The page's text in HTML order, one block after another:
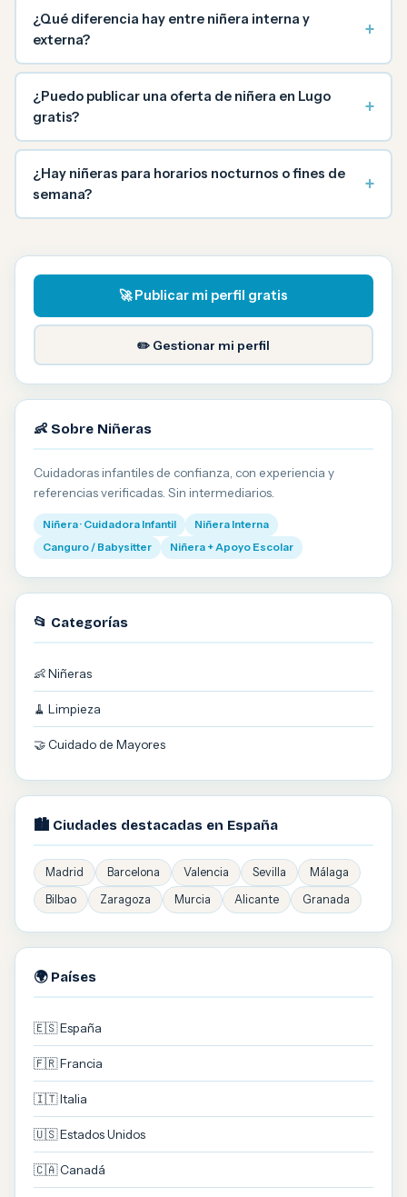
¿Qué diferencia hay entre niñera interna y
externa?
+
¿Puedo publicar una oferta de niñera en Lugo
gratis?
+
¿Hay niñeras para horarios nocturnos o fines de
semana?
+
🚀 Publicar mi perfil gratis
✏️ Gestionar mi perfil
👶 Sobre Niñeras
Cuidadoras infantiles de confianza, con experiencia y
referencias verificadas. Sin intermediarios.
Niñera · Cuidadora Infantil
Niñera Interna
Canguro / Babysitter
Niñera + Apoyo Escolar
📂 Categorías
👶 Niñeras
🧹 Limpieza
🤝 Cuidado de Mayores
🏙️ Ciudades destacadas en España
Madrid Barcelona Valencia Sevilla
Málaga
Bilbao
Zaragoza Murcia Alicante Granada
🌍 Países
🇪🇸 España
🇫🇷 Francia
🇮🇹 Italia
🇺🇸 Estados Unidos
🇨🇦 Canadá